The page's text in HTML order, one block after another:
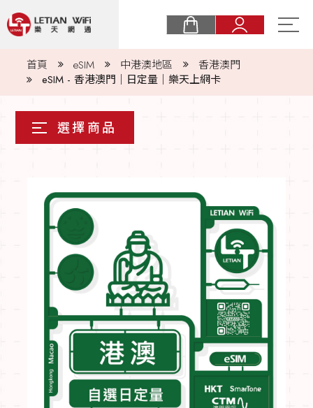
關於樂天
最新消息
實體卡
常見問題
首頁 eSIM 中港澳地區
香港澳門
eSIM - 香港澳門｜日定量｜樂天上網卡